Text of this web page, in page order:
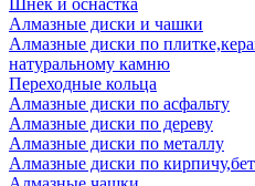
Шнек и оснастка
Алмазные диски и чашки
Алмазные диски по
натуральному камню
Переходные кольца
Алмазные диски по асфальту
Алмазные диски по дереву
Алмазные диски по металлу
Алмазные диски по